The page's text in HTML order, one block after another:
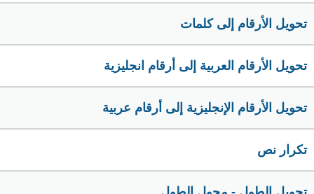
تحويل الأرقام إلى كلمات
تحويل الأرقام العربية إلى أرقام انجليزية
تحويل الأرقام الإنجليزية إلى أرقام عربية
تكرار نص